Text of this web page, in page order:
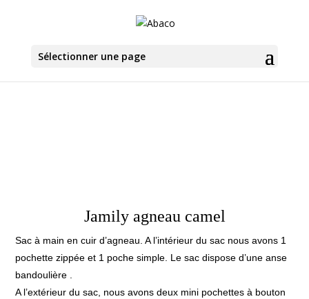
Sélectionner une page
Jamily agneau camel
Sac à main en cuir d’agneau. A l’intérieur du sac nous avons 1
pochette zippée et 1 poche simple. Le sac dispose d’une anse
bandoulière .
A l’extérieur du sac, nous avons deux mini pochettes à bouton